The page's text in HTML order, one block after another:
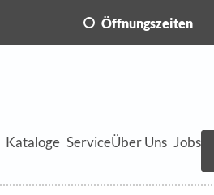
Öffnungszeiten
Kataloge ServiceÜber Uns Jobs